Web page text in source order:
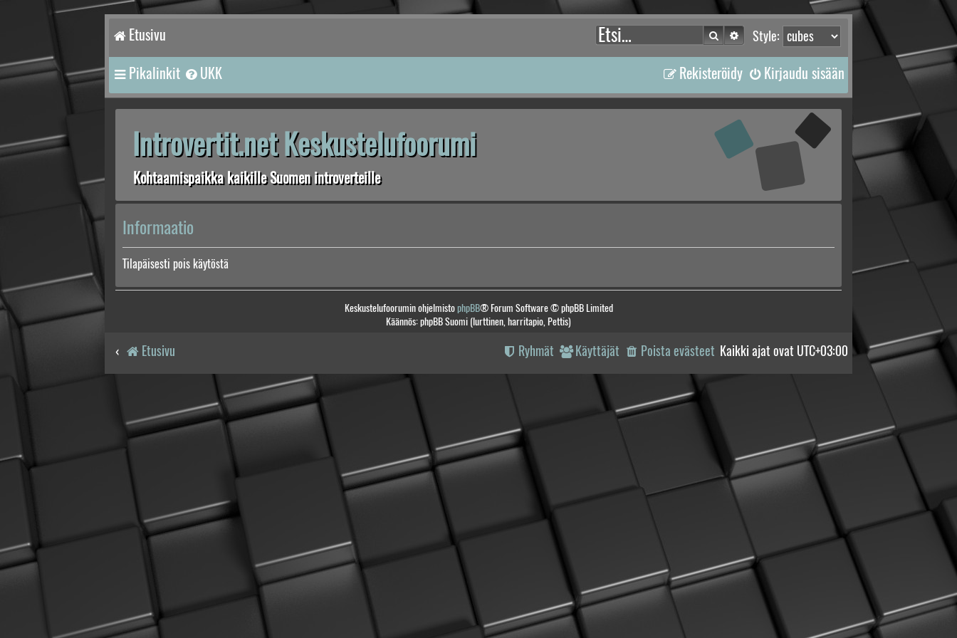
Etusivu Style:
Etsi Tarkennettu haku
Pikalinkit UKK Kirjaudu sisään
Rekisteröidy
Introvertit.net Keskustelufoorumi
Kohtaamispaikka kaikille Suomen introverteille
Informaatio
Tilapäisesti pois käytöstä
Keskustelufoorumin ohjelmistophpBB® Forum Software © phpBB Limited
Käännös: phpBB Suomi (lurttinen, harritapio, Pettis)
Etusivu Kaikki ajat ovat UTC+03:00
Poista evästeet
Käyttäjät
Ryhmät